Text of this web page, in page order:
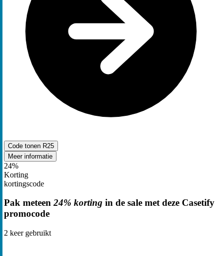
Code tonen R25
Meer informatie
24%
Korting
kortingscode
Pak meteen24% korting in de sale met deze Casetify
promocode
2 keer gebruikt